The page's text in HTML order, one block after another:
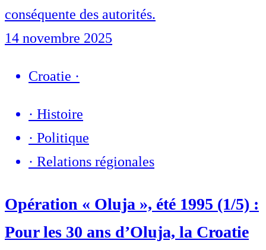
conséquente des autorités.
14 novembre 2025
Croatie ·
· Histoire
· Politique
· Relations régionales
Opération « Oluja », été 1995 (1/5) :
Pour les 30 ans d’Oluja, la Croatie